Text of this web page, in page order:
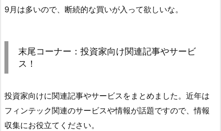
9月は多いので、断続的な買いが入って欲しいな。
末尾コーナー：投資家向け関連記事やサービ
ス！
投資家向けに関連記事やサービスをまとめました。近年は
フィンテック関連のサービスや情報が話題ですので、情報
収集にお役立てください。